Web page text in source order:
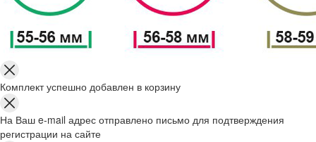
Комплект успешно добавлен в корзину
На Ваш e-mail адрес отправлено письмо для подтверждения
регистрации на сайте